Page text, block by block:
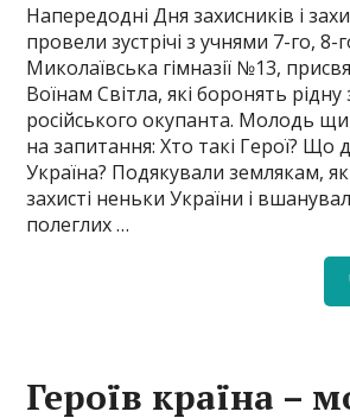
Напередодні Дня захисників і
провели зустрічі з учнями 7-го, 8-
Миколаївська гімназії №13,
Воїнам Світла, які боронять
російського окупанта. Молодь
на запитання: Хто такі Герої? Що
Україна? Подякували землякам,
захисті неньки України і
полеглих …
Героїв країна –